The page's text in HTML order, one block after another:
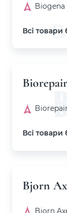
Biogena
Всі
Biorepair
Всі
Bjorn
Bjorn